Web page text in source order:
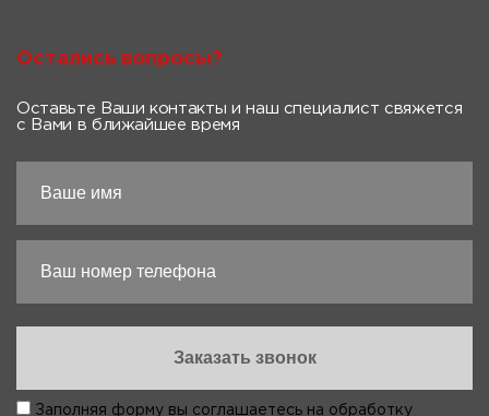
Остались вопросы?
Оставьте Ваши контакты и наш специалист свяжется
с Вами в ближайшее время
Заполняя форму вы соглашаетесь на обработку